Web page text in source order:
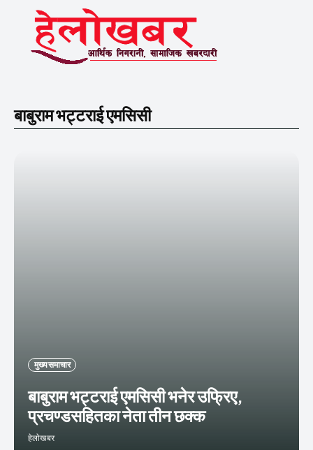
बाबुराम भट्टराई एमसिसी
मुख्य समाचार
बाबुराम भट्टराई एमसिसी भनेर उफ्रिए,
प्रचण्डसहितका नेता तीन छक्क
हेलाेखबर